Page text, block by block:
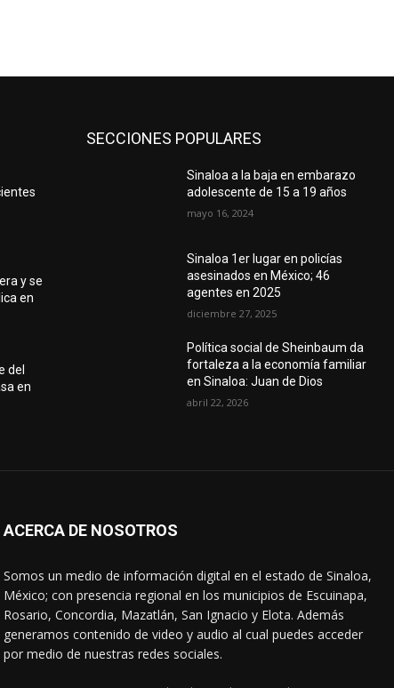
y se
en
del
en
SECCIONES POPULARES
Sinaloa a la baja en embarazo
adolescente de 15 a 19 años
mayo 16, 2024
Sinaloa 1er lugar en policías
asesinados en México; 46
agentes en 2025
diciembre 27, 2025
Política social de Sheinbaum da
fortaleza a la economía familiar
en Sinaloa: Juan de Dios
abril 22, 2026
ACERCA DE NOSOTROS
Somos un medio de información digital en el estado de Sinaloa,
México; con presencia regional en los municipios de Escuinapa,
Rosario, Concordia, Mazatlán, San Ignacio y Elota. Además
generamos contenido de video y audio al cual puedes acceder
por medio de nuestras redes sociales.